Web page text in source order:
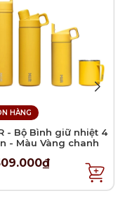
HÀNG
- Bộ Bình giữ nhiệt 4
- Màu Vàng chanh